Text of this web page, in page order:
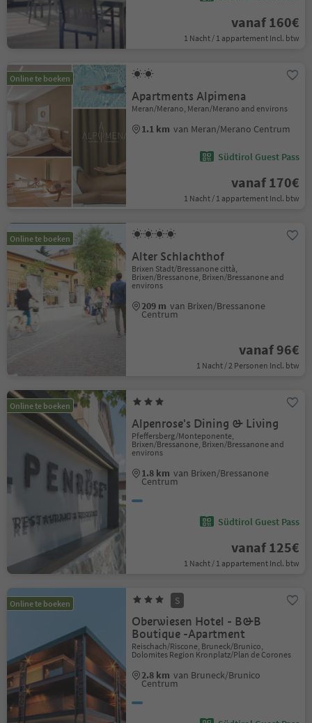
vanaf 160€
1 Nacht / 1 appartement Incl. btw
Online te boeken
Apartments Alpimena
Meran/Merano, Meran/Merano and environs
1.1 km van Meran/Merano Centrum
Südtirol Guest Pass
vanaf 170€
1 Nacht / 1 appartement Incl. btw
Online te boeken
Alter Schlachthof
Brixen Stadt/Bressanone città,
Brixen/Bressanone, Brixen/Bressanone and
environs
209 m van Brixen/Bressanone
Centrum
vanaf 96€
1 Nacht / 2 Personen Incl. btw
Online te boeken
Alpenrose's Dining & Living
Pfeffersberg/Monteponente,
Brixen/Bressanone, Brixen/Bressanone and
environs
1.8 km van Brixen/Bressanone
Centrum
Südtirol Guest Pass
vanaf 125€
1 Nacht / 1 appartement Incl. btw
Online te boeken S
Oberwiesen Hotel - B&B
Boutique -Apartment
Reischach/Riscone, Bruneck/Brunico,
Dolomites Region Kronplatz/Plan de Corones
2.8 km van Bruneck/Brunico
Centrum